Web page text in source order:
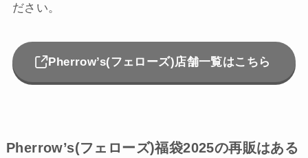
ださい。
Pherrow’s(フェローズ)店舗一覧はこちら
Pherrow’s(フェローズ)福袋2025の再販はある